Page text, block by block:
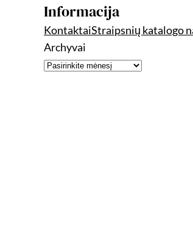
Informacija
KontaktaiStraipsnių katalogo
Archyvai